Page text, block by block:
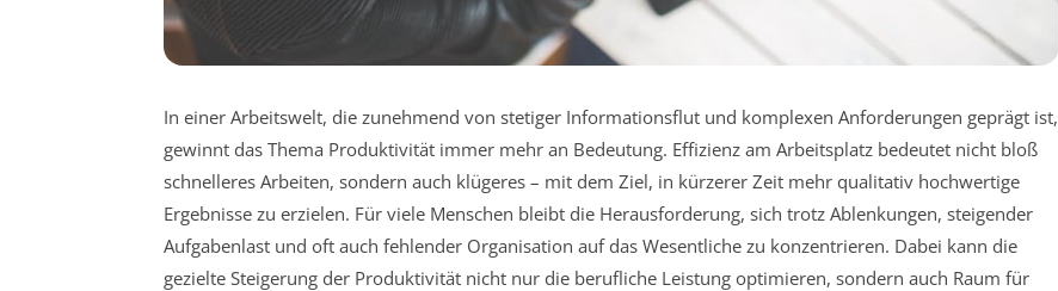
In einer Arbeitswelt, die zunehmend von stetiger Informationsflut und komplexen Anforderungen geprägt ist,
gewinnt das Thema Produktivität immer mehr an Bedeutung. Effizienz am Arbeitsplatz bedeutet nicht bloß
schnelleres Arbeiten, sondern auch klügeres – mit dem Ziel, in kürzerer Zeit mehr qualitativ hochwertige
Ergebnisse zu erzielen. Für viele Menschen bleibt die Herausforderung, sich trotz Ablenkungen, steigender
Aufgabenlast und oft auch fehlender Organisation auf das Wesentliche zu konzentrieren. Dabei kann die
gezielte Steigerung der Produktivität nicht nur die berufliche Leistung optimieren, sondern auch Raum für